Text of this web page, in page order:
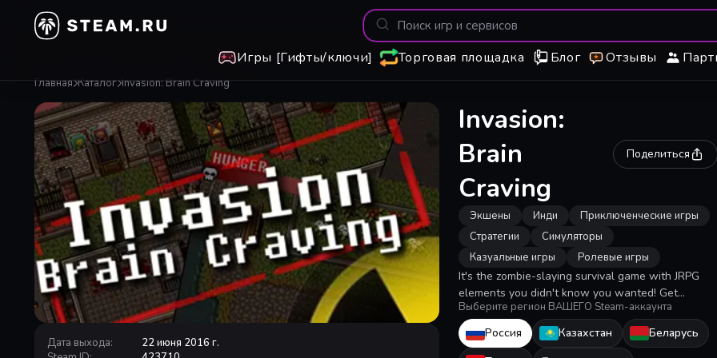
Игры [Гифты/ключи] Торговая площадка Блог Отзывы
Главная Каталог Invasion: Brain Craving
Дата выхода:
22 июня 2016 г.
Invasion:
Brain
Craving
Поделиться
Экшены Инди
Приключенческие игры
Стратегии
Симуляторы
Казуальные игры
Ролевые игры
It's the zombie-slaying survival game with JRPG
elements you didn't know you wanted! Get
swarmed by zombies in active-time battles, search
for other survivors, eat and most importantly:
SURVIVE!
Выберите регион ВАШЕГО Steam-аккаунта
Россия Казахстан
Беларусь